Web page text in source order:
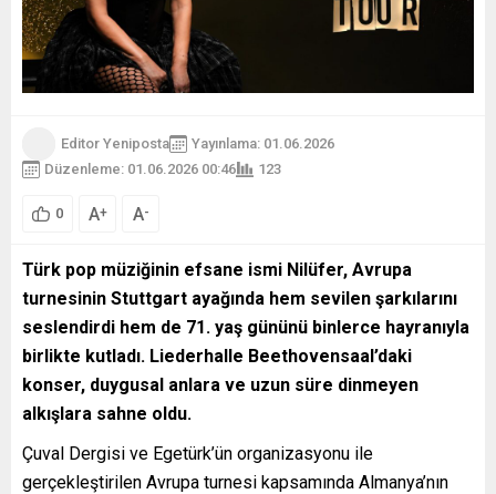
Editor Yeniposta
Yayınlama: 01.06.2026
Düzenleme: 01.06.2026 00:46
123
0 A+ A-
Türk pop müziğinin efsane ismi Nilüfer, Avrupa
turnesinin Stuttgart ayağında hem sevilen şarkılarını
seslendirdi hem de 71. yaş gününü binlerce hayranıyla
birlikte kutladı. Liederhalle Beethovensaal’daki
konser, duygusal anlara ve uzun süre dinmeyen
alkışlara sahne oldu.
Çuval Dergisi ve Egetürk’ün organizasyonu ile
gerçekleştirilen Avrupa turnesi kapsamında Almanya’nın